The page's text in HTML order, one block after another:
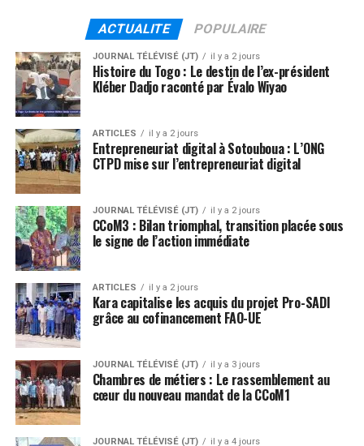
ACTUALITE POPULAIRE
JOURNAL TÉLÉVISÉ (JT) il y a 2 jours
Histoire du Togo : Le destin de l’ex-président
Kléber Dadjo raconté par Évalo Wiyao
ARTICLES il y a 2 jours
Entrepreneuriat digital à Sotouboua : L’ONG
CTPD mise sur l’entrepreneuriat digital
JOURNAL TÉLÉVISÉ (JT) il y a 2 jours
CCoM3 : Bilan triomphal, transition placée sous
le signe de l’action immédiate
ARTICLES il y a 2 jours
Kara capitalise les acquis du projet Pro-SADI
grâce au cofinancement FAO-UE
JOURNAL TÉLÉVISÉ (JT) il y a 3 jours
Chambres de métiers : Le rassemblement au
cœur du nouveau mandat de la CCoM1
JOURNAL TÉLÉVISÉ (JT) il y a 4 jours